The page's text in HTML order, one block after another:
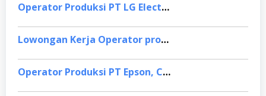
Operator Produksi PT LG Electronics Indonesia, Bekasi
Lowongan Kerja Operator produksi PT Epson Indonesia, Bandung Barat
Operator Produksi PT Epson, Cikarang